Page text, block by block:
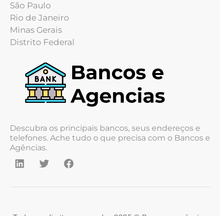
São Paulo
Rio de Janeiro
Minas Gerais
Distrito Federal
Descubra os principais bancos, seus endereços e
telefones. Ache tudo o que precisa com o Bancos e
Agências.